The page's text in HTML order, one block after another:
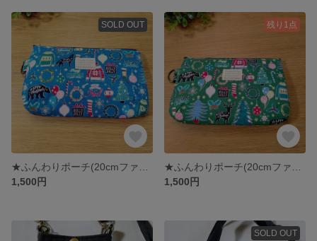
SOLD OUT
1,500円
残り1点
1,500円
SOLD OUT